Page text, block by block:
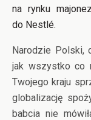
na rynku
do Nestlé.
Narodzie Polski,
jak wszystko co
Twojego kraju
globalizację
babcia nie